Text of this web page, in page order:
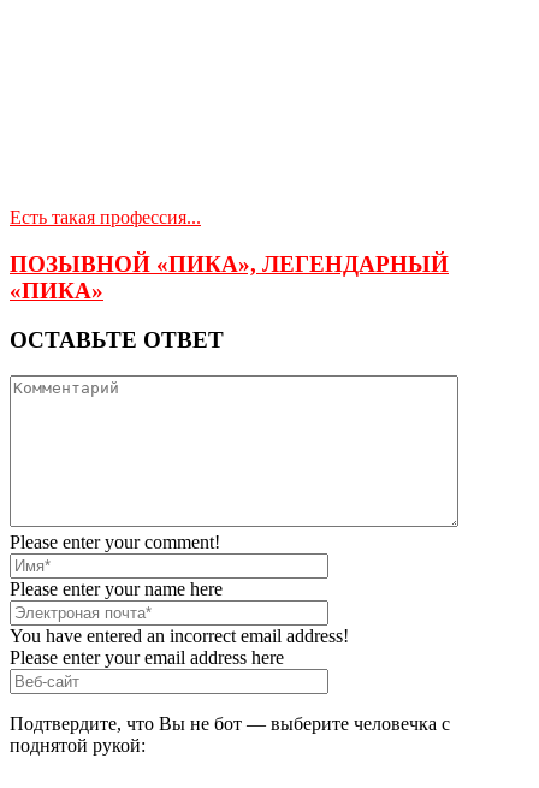
Есть такая профессия...
ПОЗЫВНОЙ «ПИКА», ЛЕГЕНДАРНЫЙ
«ПИКА»
ОСТАВЬТЕ ОТВЕТ
Please enter your comment!
Please enter your name here
You have entered an incorrect email address!
Please enter your email address here
Подтвердите, что Вы не бот — выберите человечка с
поднятой рукой: